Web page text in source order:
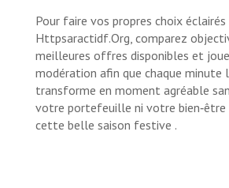
Pour faire vos propres choix
Httpsaractidf.Org, comparez
meilleures offres disponibles et
modération afin que chaque minute
transforme en moment agréable
votre portefeuille ni votre
cette belle saison festive .